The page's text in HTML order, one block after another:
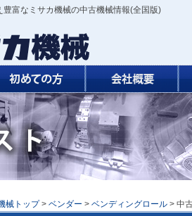
豊富なミサカ機械の中古機械情報(全国版)
械トップ > ベンダー > ベンディングロール > 中